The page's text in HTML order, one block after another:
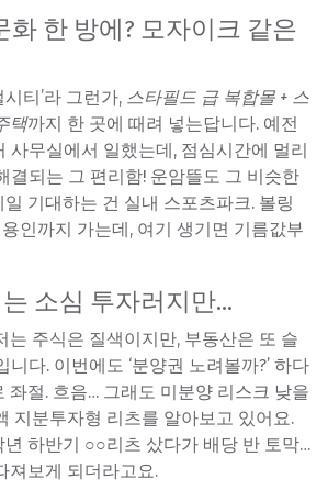
화 한 방에? 모자이크 같은
티’라 그런가, 스타필드 급 복합몰 + 스
택까지 한 곳에 때려 넣는답니다. 예전
사무실에서 일했는데, 점심시간에 멀리
결되는 그 편리함! 운암뜰도 그 비슷한
기대하는 건 실내 스포츠파크. 볼링
인까지 가는데, 여기 생기면 기름값부
는 소심 투자러지만…
는 주식은 질색이지만, 부동산은 또 슬
다. 이번에도 ‘분양권 노려볼까?’ 하다
좌절. 흐음… 그래도 미분양 리스크 낮을
지분투자형 리츠를 알아보고 있어요.
년 하반기 ○○리츠 샀다가 배당 반 토막…
져보게 되더라고요.